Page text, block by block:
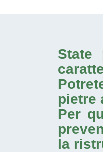
State
pietre
Per
la